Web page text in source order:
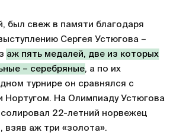
был свеж в памяти благодаря
Сергея Устюгова –
аж пять медалей, две из которых
– серебряные, а по их
турнире он сравнялся с
Нортугом. На Олимпиаду Устюгова
22-летний норвежец
взяв аж три «золота».